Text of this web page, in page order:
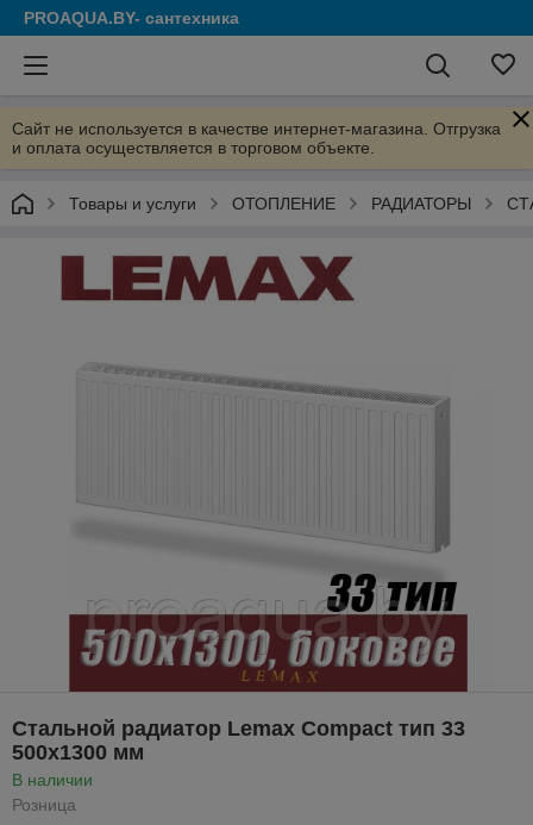
PROAQUA.BY- сантехника
Сайт не используется в качестве интернет-магазина. Отгрузка
и оплата осуществляется в торговом объекте.
Товары и услуги ОТОПЛЕНИЕ РАДИАТОРЫ
Стальной радиатор Lemax Compact тип 33
500x1300 мм
В наличии
Розница